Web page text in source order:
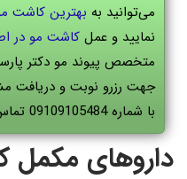
می‌توانید به بهترین کاشت
نمایید و عمل کاشت مو در
متخصص پیوند مو دکتر
جهت رزرو نوبت و دریافت
با شماره 09109105484 تماس حاصل نمایید.
داروهای مکمل